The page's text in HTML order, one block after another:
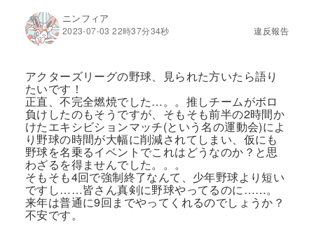
ニンフィア
2023-07-03 22時37分34秒 違反報告
アクターズリーグの野球、見られた方いたら語り
たいです！
正直、不完全燃焼でした…。。推しチームがボロ
負けしたのもそうですが、そもそも前半の2時間か
けたエキシビションマッチ(という名の運動会)によ
り野球の時間が大幅に削減されてしまい、仮にも
野球を名乗るイベントでこれはどうなのか？と思
わざるを得ませんでした。。。
そもそも4回で強制終了なんて、少年野球より短い
ですし……皆さん真剣に野球やってるのに……。
来年は普通に9回までやってくれるのでしょうか？
不安です。